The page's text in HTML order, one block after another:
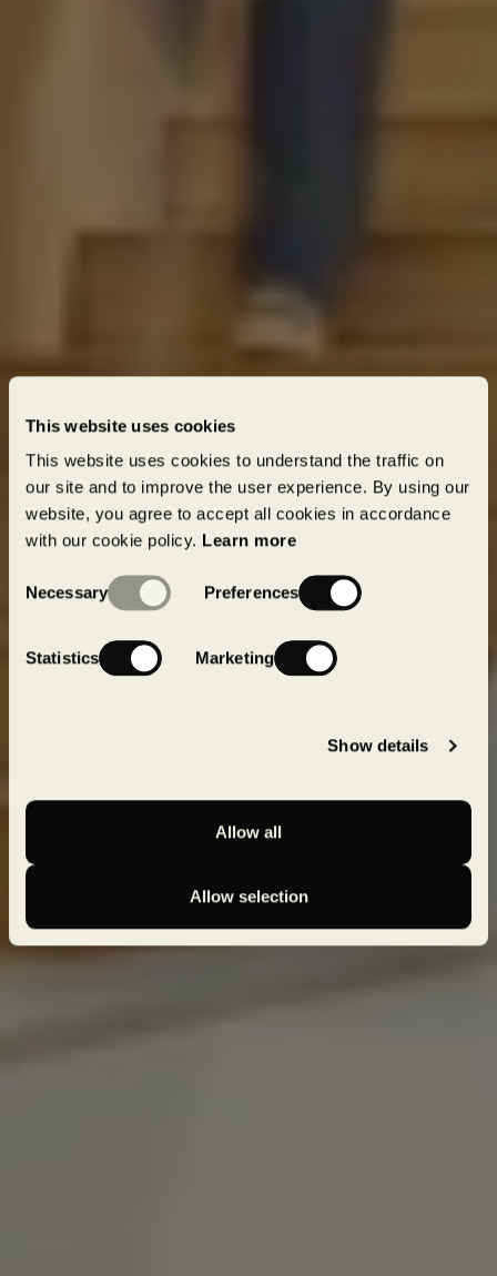
This website uses cookies
This website uses cookies to understand the traffic on
our site and to improve the user experience. By using our
website, you agree to accept all cookies in accordance
with our cookie policy. Learn more
Selection
Necessary Preferences
Statistics Marketing
Show details
Allow all
Allow selection
Construction durable
L'édification d'un patrimoine
plus solide, plus durable
Nos exigences de qualité cohabitent avec notre
promesse de durabilité. Tout en visant à diminuer